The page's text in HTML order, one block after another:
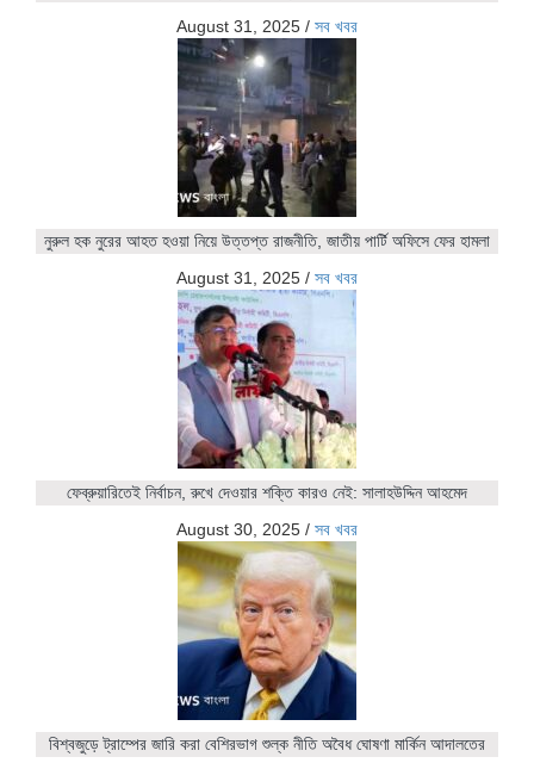
August 31, 2025 / সব খবর
নুরুল হক নুরের আহত হওয়া নিয়ে উত্তপ্ত রাজনীতি, জাতীয় পার্টি অফিসে ফের হামলা
August 31, 2025 / সব খবর
ফেব্রুয়ারিতেই নির্বাচন, রুখে দেওয়ার শক্তি কারও নেই: সালাহউদ্দিন আহমেদ
August 30, 2025 / সব খবর
বিশ্বজুড়ে ট্রাম্পের জারি করা বেশিরভাগ শুল্ক নীতি অবৈধ ঘোষণা মার্কিন আদালতের